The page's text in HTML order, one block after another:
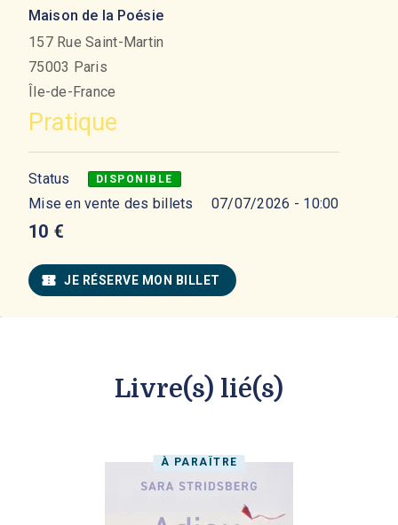
Maison de la Poésie
157 Rue Saint-Martin
75003 Paris
Île-de-France
Pratique
Status DISPONIBLE
Mise en vente des billets 07/07/2026 - 10:00
10 €
confirmation_number JE RÉSERVE MON BILLET
Livre(s) lié(s)
À PARAÎTRE